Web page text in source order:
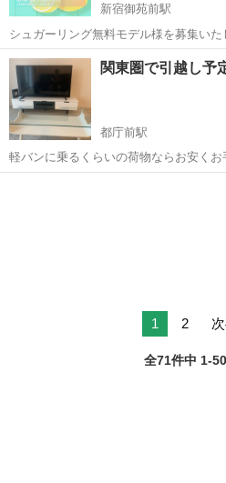
新宿御苑前駅
シュガーリング無料モデル様を募集いた
撮影（パーツのみ）を兼ねているため
術となります。 ​**「顔出しは恥ずかしいけれど、お肌は綺麗にした
い」**という方にぴっ...
東京 新宿区 新宿御苑前駅 引
関東圏で引越し予
都庁前駅
軽バンに乗るくらいの荷物ならお安く
い！！ ご相談の際はどこからどこまでの移動か 物量はどれくらいある
1 2
全71件中 1-